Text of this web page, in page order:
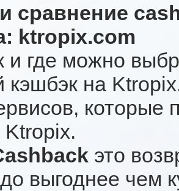
сравнение
ktropix.com
и где можно
кэшбэк на
которые
Ktropix.
это
выгоднее чем